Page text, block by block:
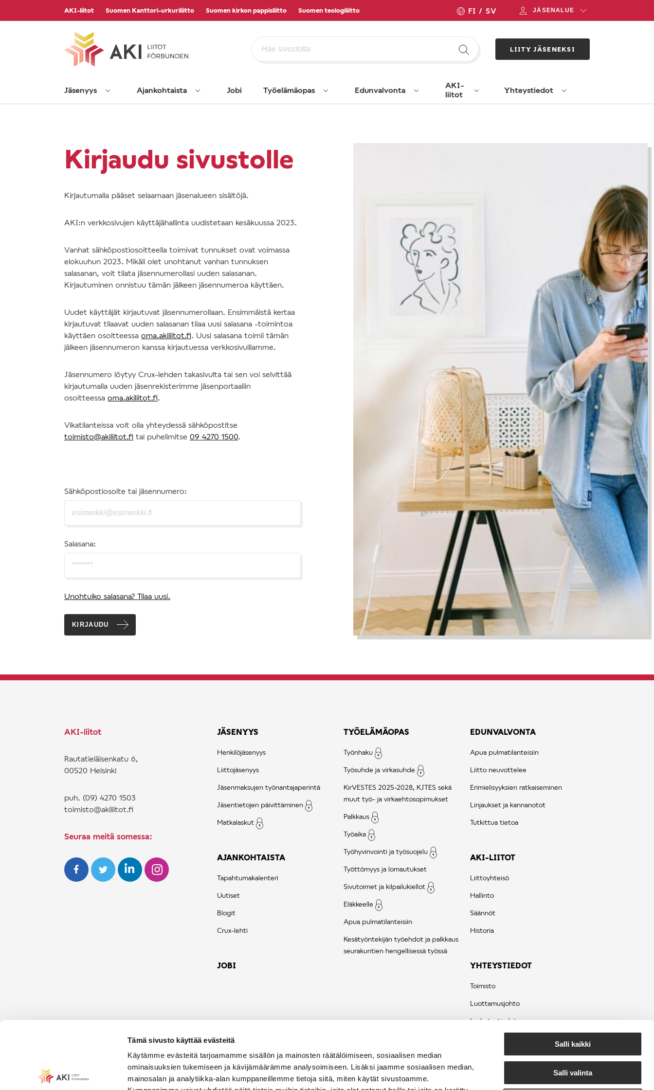
Tämä sivusto käyttää evästeitä
Käytämme evästeitä tarjoamamme sisällön ja mainosten räätälöimiseen, sosiaalisen median
ominaisuuksien tukemiseen ja kävijämäärämme analysoimiseen. Lisäksi jaamme sosiaalisen median,
mainosalan ja analytiikka-alan kumppaneillemme tietoja siitä, miten käytät sivustoamme.
Salli kaikki
Salli valinta
AKI-liitot Suomen Kanttori-urkuriliitto Suomen kirkon pappisliitto Suomen teologiliitto FI SV JÄSENALUE
LIITY JÄSENEKSI
Jäsenyys Ajankohtaista Jobi Työelämäopas Edunvalvonta
AKI-
liitot
Yhteystiedot
Kirjaudu sivustolle
Kirjautumalla pääset selaamaan jäsenalueen sisältöjä.
AKI:n verkkosivujen käyttäjähallinta uudistetaan kesäkuussa 2023.
Vanhat sähköpostiosoitteella toimivat tunnukset ovat voimassa
elokuuhun 2023. Mikäli olet unohtanut vanhan tunnuksen
salasanan, voit tilata jäsennumerollasi uuden salasanan.
Kirjautuminen onnistuu tämän jälkeen jäsennumeroa käyttäen.
Uudet käyttäjät kirjautuvat jäsennumerollaan. Ensimmäistä kertaa
kirjautuvat tilaavat uuden salasanan tilaa uusi salasana -toimintoa
käyttäen osoitteessa oma.akiliitot.fi. Uusi salasana toimii tämän
jälkeen jäsennumeron kanssa kirjautuessa verkkosivuillamme.
Jäsennumero löytyy Crux-lehden takasivulta tai sen voi selvittää
kirjautumalla uuden jäsenrekisterimme jäsenportaaliin
osoitteessa oma.akiliitot.fi.
Vikatilanteissa voit olla yhteydessä sähköpostitse
toimisto@akiliitot.fi tai puhelimitse 09 4270 1500.
Sähköpostiosoite tai jäsennumero:
Salasana:
Unohtuiko salasana? Tilaa uusi.
KIRJAUDU
AKI-liitot
Rautatieläisenkatu 6,
00520 Helsinki
puh. (09) 4270 1503
toimisto@akiliitot.fi
Seuraa meitä somessa:
JÄSENYYS
Henkilöjäsenyys
Liittojäsenyys
Jäsenmaksujen työnantajaperintä
Jäsentietojen päivittäminen
Matkalaskut
AJANKOHTAISTA
Tapahtumakalenteri
Uutiset
Blogit
Crux-lehti
JOBI
TYÖELÄMÄOPAS
Työnhaku
Työsuhde ja virkasuhde
KirVESTES 2025-2028, KJTES sekä
muut työ- ja virkaehtosopimukset
Palkkaus
Työaika
Työhyvinvointi ja työsuojelu
Työttömyys ja lomautukset
Sivutoimet ja kilpailukiellot
Eläkkeelle
Apua pulmatilanteisiin
Kesätyöntekijän työehdot ja palkkaus
seurakuntien hengellisessä työssä
EDUNVALVONTA
Apua pulmatilanteisiin
Liitto neuvottelee
Erimielisyyksien ratkaiseminen
Linjaukset ja kannanotot
Tutkittua tietoa
AKI-LIITOT
Liittoyhteisö
Hallinto
Säännöt
Historia
YHTEYSTIEDOT
Toimisto
Luottamusjohto
Laskutustiedot